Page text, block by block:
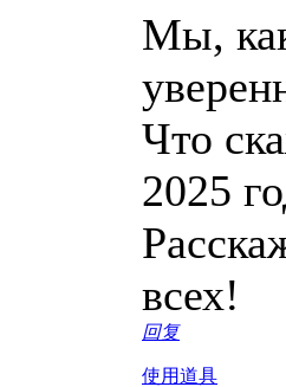
Мы,
Что
2025
всех!
回复
使用道具